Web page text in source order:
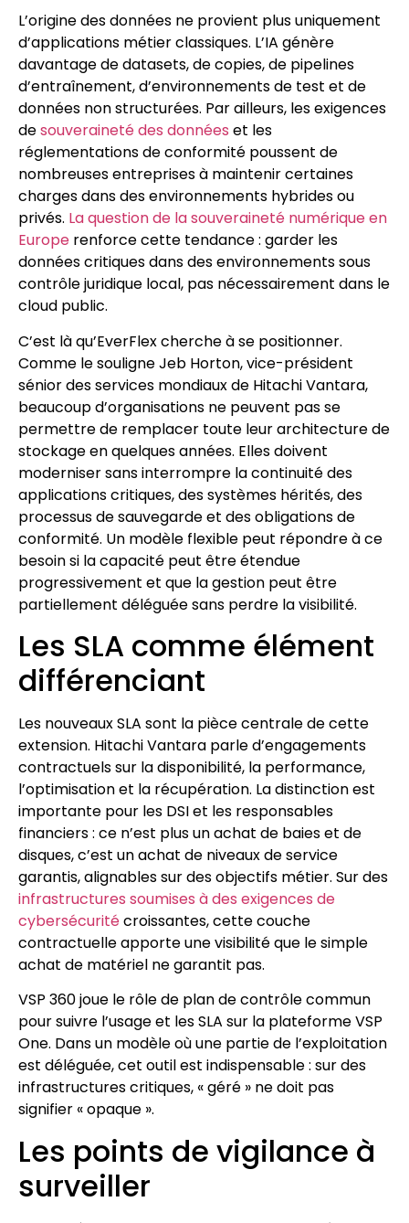
L’origine des données ne provient plus uniquement
d’applications métier classiques. L’IA génère
davantage de datasets, de copies, de pipelines
d’entraînement, d’environnements de test et de
données non structurées. Par ailleurs, les exigences
desouveraineté des données et les
réglementations de conformité poussent de
nombreuses entreprises à maintenir certaines
charges dans des environnements hybrides ou
privés. La question de la souveraineté numérique en
Europe renforce cette tendance : garder les
données critiques dans des environnements sous
contrôle juridique local, pas nécessairement dans le
cloud public.
C’est là qu’EverFlex cherche à se positionner.
Comme le souligne Jeb Horton, vice-président
sénior des services mondiaux de Hitachi Vantara,
beaucoup d’organisations ne peuvent pas se
permettre de remplacer toute leur architecture de
stockage en quelques années. Elles doivent
moderniser sans interrompre la continuité des
applications critiques, des systèmes hérités, des
processus de sauvegarde et des obligations de
conformité. Un modèle flexible peut répondre à ce
besoin si la capacité peut être étendue
progressivement et que la gestion peut être
partiellement déléguée sans perdre la visibilité.
Les SLA comme élément
différenciant
Les nouveaux SLA sont la pièce centrale de cette
extension. Hitachi Vantara parle d’engagements
contractuels sur la disponibilité, la performance,
l’optimisation et la récupération. La distinction est
importante pour les DSI et les responsables
financiers : ce n’est plus un achat de baies et de
disques, c’est un achat de niveaux de service
garantis, alignables sur des objectifs métier. Sur des
infrastructures soumises à des exigences de
cybersécuritécroissantes, cette couche
contractuelle apporte une visibilité que le simple
achat de matériel ne garantit pas.
VSP 360 joue le rôle de plan de contrôle commun
pour suivre l’usage et les SLA sur la plateforme VSP
One. Dans un modèle où une partie de l’exploitation
est déléguée, cet outil est indispensable : sur des
infrastructures critiques, « géré » ne doit pas
signifier « opaque ».
Les points de vigilance à
surveiller